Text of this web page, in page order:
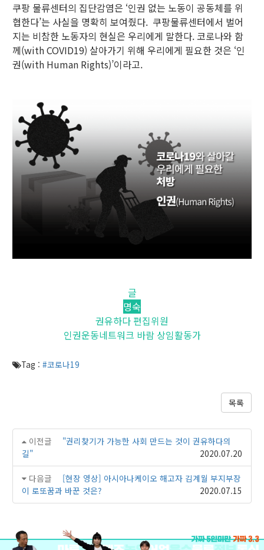
쿠팡 물류센터의 집단감염은 ‘인권 없는 노동이 공동체를 위
협한다’는 사실을 명확히 보여줬다. 쿠팡물류센터에서 벌어
지는 비참한 노동자의 현실은 우리에게 말한다. 코로나와 함
께(with COVID19) 살아가기 위해 우리에게 필요한 것은 ‘인
권(with Human Rights)’이라고.
글
명숙
권유하다 편집위원
인권운동네트워크 바람 상임활동가
Tag : #코로나19
목록
이전글
"권리찾기가 가능한 사회 만드는 것이 권유하다의
길"
2020.07.20
다음글
[현장 영상] 아시아나케이오 해고자 김계월 부지부장
이 로또꿈과 바꾼 것은?
2020.07.15